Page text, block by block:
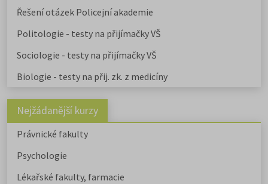
Řešení otázek Policejní akademie
Politologie - testy na přijímačky VŠ
Sociologie - testy na přijímačky VŠ
Biologie - testy na přij. zk. z medicíny
Nejžádanější kurzy
Právnické fakulty
Psychologie
Lékařské fakulty, farmacie